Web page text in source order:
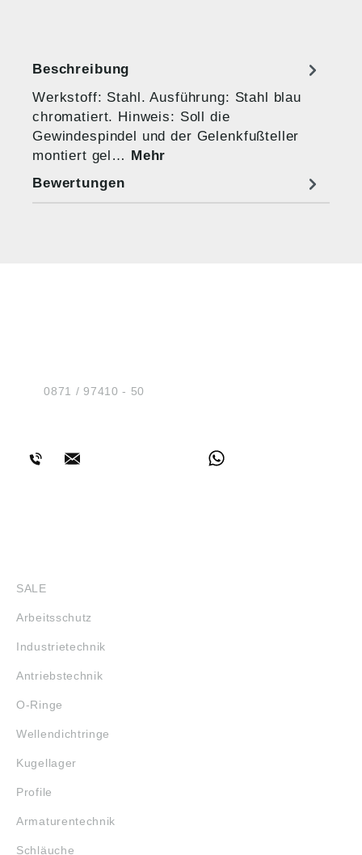
Beschreibung
Werkstoff: Stahl. Ausführung: Stahl blau
chromatiert. Hinweis: Soll die
Gewindespindel und der Gelenkfußteller
montiert gel… Mehr
Bewertungen
Tel.:0871 / 97410 - 50
SALE
Arbeitsschutz
Industrietechnik
Antriebstechnik
O-Ringe
Wellendichtringe
Kugellager
Profile
Armaturentechnik
Schläuche